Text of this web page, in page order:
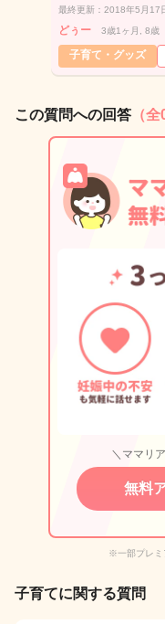
最終更新：2018年5月17
どぅー 3歳1ヶ月, 8歳
子育て・グッズ
この質問への回答 （全
＼ママリ
無料
※一部プレミ
子育てに関する質問